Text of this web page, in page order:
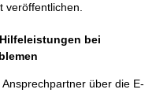
veröffentlichen.
bei
über die E-